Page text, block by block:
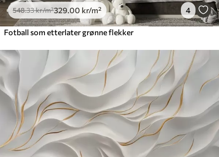
548.33kr/m²329 .00 kr/m² 4
Fotball som etterlater grønne flekker